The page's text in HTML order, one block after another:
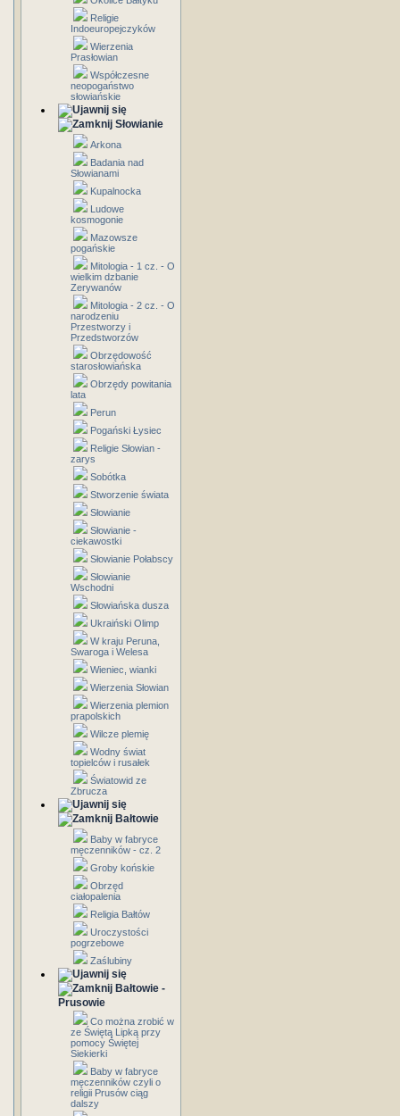
Religie
Indoeuropejczyków
Wierzenia
Prasłowian
Współczesne
neopogaństwo
słowiańskie
Słowianie
Arkona
Badania nad
Słowianami
Kupalnocka
Ludowe
kosmogonie
Mazowsze
pogańskie
Mitologia - 1 cz. - O
wielkim dzbanie
Zerywanów
Mitologia - 2 cz. - O
narodzeniu
Przestworzy i
Przedstworzów
Obrzędowość
starosłowiańska
Obrzędy powitania
lata
Perun
Pogański Łysiec
Religie Słowian -
zarys
Sobótka
Stworzenie świata
Słowianie
Słowianie -
ciekawostki
Słowianie Połabscy
Słowianie
Wschodni
Słowiańska dusza
Ukraiński Olimp
W kraju Peruna,
Swaroga i Welesa
Wieniec, wianki
Wierzenia Słowian
Wierzenia plemion
prapolskich
Wilcze plemię
Wodny świat
topielców i rusałek
Światowid ze
Zbrucza
Bałtowie
Baby w fabryce
męczenników - cz. 2
Groby końskie
Obrzęd
ciałopalenia
Religia Bałtów
Uroczystości
pogrzebowe
Zaślubiny
Bałtowie -
Prusowie
Co można zrobić w
ze Świętą Lipką przy
pomocy Świętej
Siekierki
Baby w fabryce
męczenników czyli o
religii Prusów ciąg
dalszy